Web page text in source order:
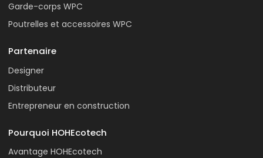
Garde-corps WPC
Poutrelles et accessoires WPC
Partenaire
Designer
Distributeur
Entrepreneur en construction
Pourquoi HOHEcotech
Avantage HOHEcotech